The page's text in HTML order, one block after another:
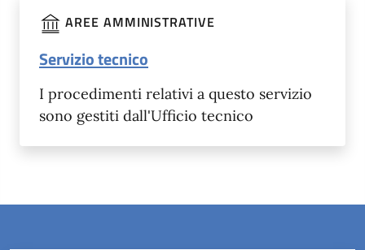
AREE AMMINISTRATIVE
Servizio tecnico
I procedimenti relativi a questo servizio
sono gestiti dall'Ufficio tecnico